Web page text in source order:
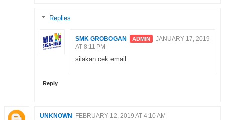
Replies
SMK GROBOGAN
JANUARY 17, 2019
AT 8:11 PM
silakan cek email
Reply
UNKNOWN FEBRUARY 12, 2019 AT 4:10 AM